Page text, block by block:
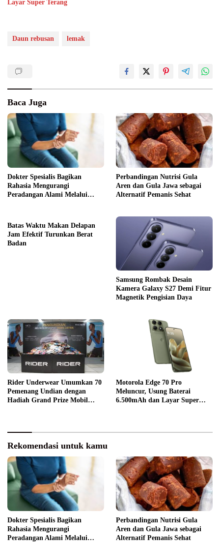
Layar Super Terang
Daun rebusan lemak
Baca Juga
Dokter Spesialis Bagikan
Rahasia Mengurangi
Peradangan Alami Melalui
Perbandingan Nutrisi Gula
Aren dan Gula Jawa sebagai
Alternatif Pemanis Sehat
Batas Waktu Makan Delapan
Jam Efektif Turunkan Berat
Badan
Samsung Rombak Desain
Kamera Galaxy S27 Demi Fitur
Magnetik Pengisian Daya
Rider Underwear Umumkan 70
Pemenang Undian dengan
Hadiah Grand Prize Mobil
Motorola Edge 70 Pro
Meluncur, Usung Baterai
6.500mAh dan Layar Super
Rekomendasi untuk kamu
Dokter Spesialis Bagikan
Rahasia Mengurangi
Peradangan Alami Melalui
Perbandingan Nutrisi Gula
Aren dan Gula Jawa sebagai
Alternatif Pemanis Sehat